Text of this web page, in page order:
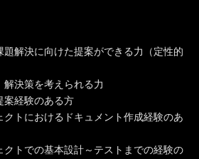
題解決に向けた提案ができる力（定性的
解決策を考えられる力
案経験のある方
クトにおけるドキュメント作成経験のあ
クトでの基本設計～テストまでの経験の